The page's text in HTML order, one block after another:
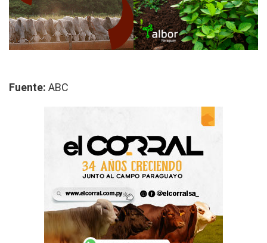
Fuente: ABC